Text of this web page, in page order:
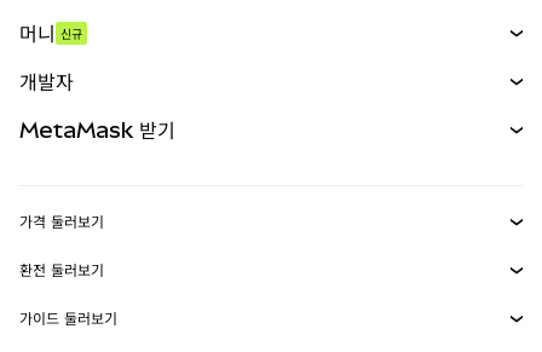
무기한 선물
실물자산
머니 신규
개발자
MetaMask Connect
Snaps
MetaMask 받기
보안
가격 둘러보기
이더리움 가격
솔라나 가격
환전 둘러보기
ETH를 USD로 환전
가이드 둘러보기